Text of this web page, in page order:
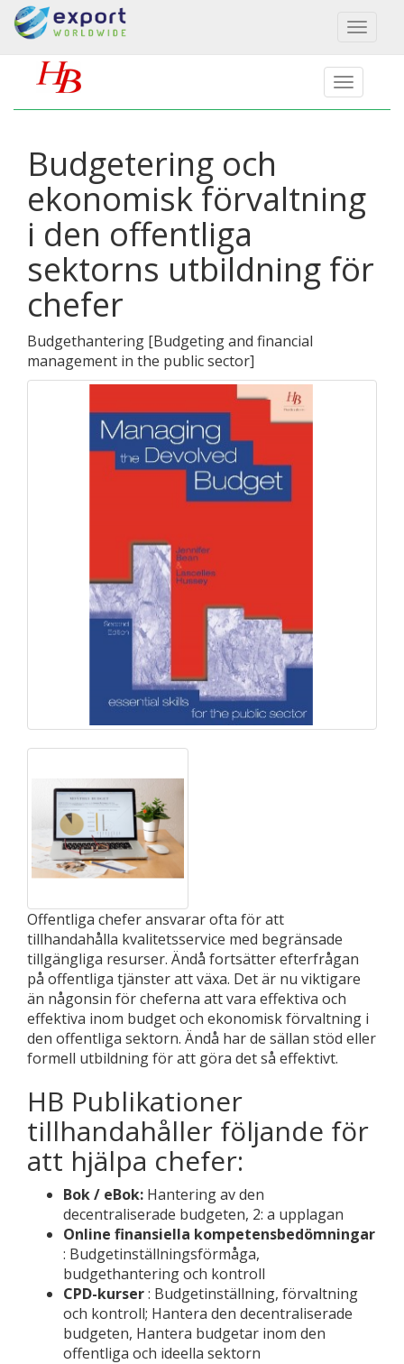
Toggle
Budgetering och
ekonomisk förvaltning
i den offentliga
sektorns utbildning för
chefer
Budgethantering [Budgeting and financial
management in the public sector]
Offentliga chefer ansvarar ofta för att
tillhandahålla kvalitetsservice med begränsade
tillgängliga resurser. Ändå fortsätter efterfrågan
på offentliga tjänster att växa. Det är nu viktigare
än någonsin för cheferna att vara effektiva och
effektiva inom budget och ekonomisk förvaltning i
den offentliga sektorn. Ändå har de sällan stöd eller
formell utbildning för att göra det så effektivt.
HB Publikationer
tillhandahåller följande för
att hjälpa chefer:
Bok / eBok: Hantering av den
decentraliserade budgeten, 2: a upplagan
Online finansiella kompetensbedömningar
: Budgetinställningsförmåga,
budgethantering och kontroll
CPD-kurser: Budgetinställning, förvaltning
och kontroll; Hantera den decentraliserade
budgeten, Hantera budgetar inom den
offentliga och ideella sektorn